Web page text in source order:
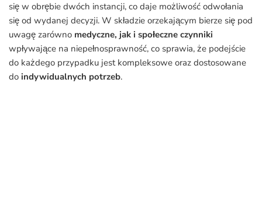
się w obrębie dwóch instancji, co daje możliwość odwołania
się od wydanej decyzji. W składzie orzekającym bierze się pod
uwagę zarówno medyczne, jak i społeczne czynniki
wpływające na niepełnosprawność, co sprawia, że podejście
do każdego przypadku jest kompleksowe oraz dostosowane
do indywidualnych potrzeb.